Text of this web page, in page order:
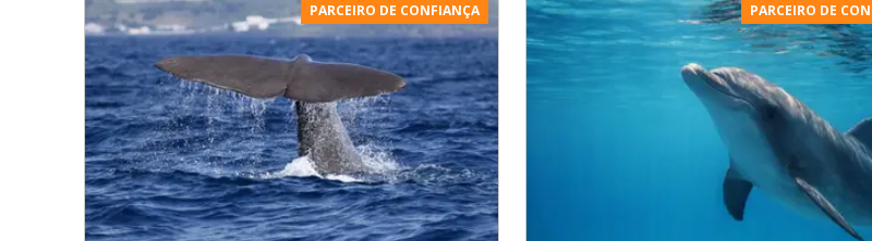
PARCEIRO DE CONFIANÇA PARCEIRO DE